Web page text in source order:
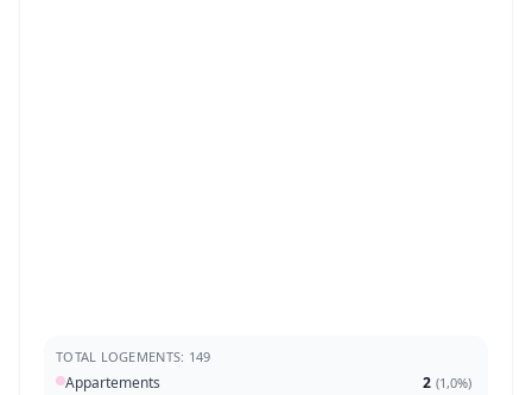
TOTAL LOGEMENTS: 149
Appartements 2 (1,0%)